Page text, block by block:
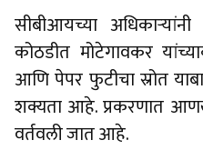
सीबीआयच्या
कोठडीत मोटेगावकर
आणि पेपर फुटीचा स्रोत
शक्यता आहे. प्रकरणात
वर्तवली जात आहे.